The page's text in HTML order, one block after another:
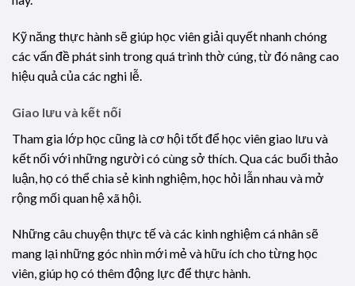
Kỹ năng thực hành sẽ giúp học viên giải quyết nhanh chóng
các vấn đề phát sinh trong quá trình thờ cúng, từ đó nâng cao
hiệu quả của các nghi lễ.
Giao lưu và kết nối
Tham gia lớp học cũng là cơ hội tốt để học viên giao lưu và
kết nối với những người có cùng sở thích. Qua các buổi thảo
luận, họ có thể chia sẻ kinh nghiệm, học hỏi lẫn nhau và mở
rộng mối quan hệ xã hội.
Những câu chuyện thực tế và các kinh nghiệm cá nhân sẽ
mang lại những góc nhìn mới mẻ và hữu ích cho từng học
viên, giúp họ có thêm động lực để thực hành.